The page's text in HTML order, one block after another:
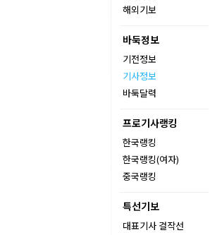
해외기보
바둑정보
기전정보
기사정보
바둑달력
프로기사랭킹
한국랭킹
한국랭킹(여자)
중국랭킹
특선기보
대표기사 걸작선